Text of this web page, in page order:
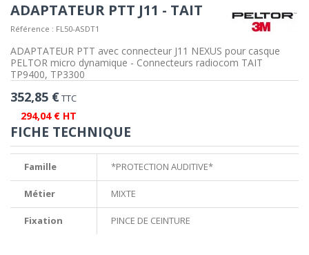
ADAPTATEUR PTT J11 - TAIT
Référence : FL50-ASDT1
ADAPTATEUR PTT avec connecteur J11 NEXUS pour casque
PELTOR micro dynamique - Connecteurs radiocom TAIT
TP9400, TP3300
352,85 €TTC
294,04 € HT
FICHE TECHNIQUE
Famille *PROTECTION AUDITIVE*
Métier MIXTE
Fixation PINCE DE CEINTURE